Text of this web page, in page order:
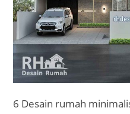
6 Desain rumah